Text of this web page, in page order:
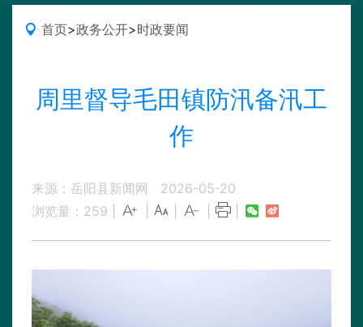
首页>政务公开>时政要闻
周里督导毛田镇防汛备汛工
作
来源：岳阳县新闻网
2026-05-20
浏览量： 259